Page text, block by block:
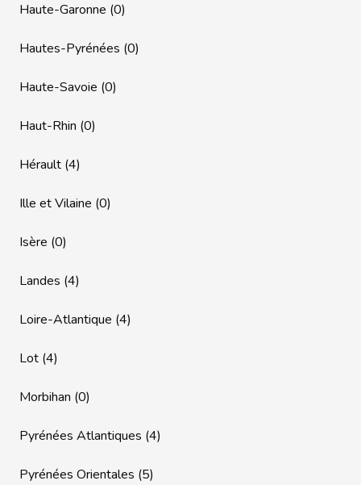
Haute-Garonne (0)
Hautes-Pyrénées (0)
Haute-Savoie (0)
Haut-Rhin (0)
Hérault (4)
Ille et Vilaine (0)
Isère (0)
Landes (4)
Loire-Atlantique (4)
Lot (4)
Morbihan (0)
Pyrénées Atlantiques (4)
Pyrénées Orientales (5)